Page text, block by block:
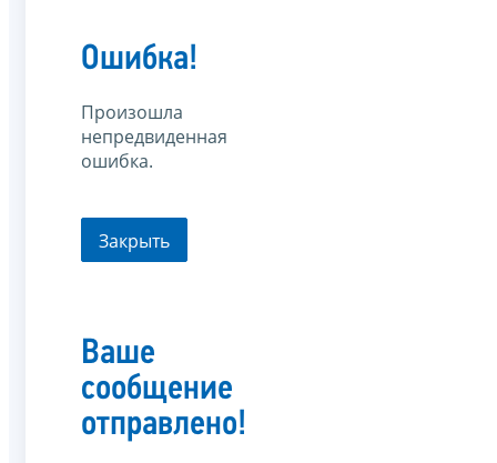
Ошибка!
Произошла
непредвиденная
ошибка.
Закрыть
Ваше
сообщение
отправлено!